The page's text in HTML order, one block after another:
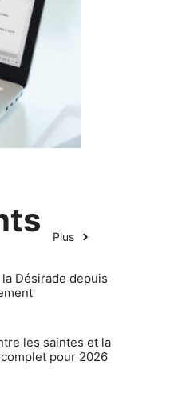
Plus
Désirade depuis
les saintes et la
pour 2026